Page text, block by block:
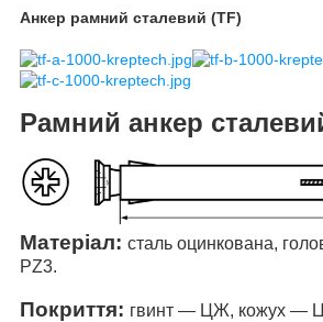
Анкер рамний сталевий (TF)
Рамний анкер
Матеріал: сталь оцинкована,
PZ3.
Покриття: гвинт — ЦЖ, кожух —